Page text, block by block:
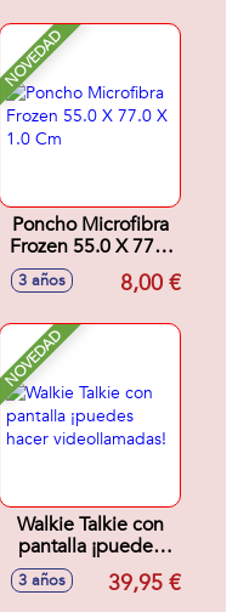
NOVEDAD
Poncho Microfibra
Frozen 55.0 X 77.0
X 1.0 Cm
3 años 8,00 €
NOVEDAD
Walkie Talkie con
pantalla ¡puedes
hacer
videollamadas!
3 años 39,95 €